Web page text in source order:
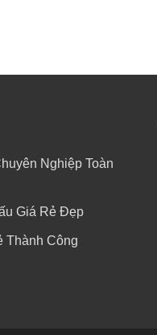
Nghiệp Toàn
Giá Rẻ Đẹp
Thành Công